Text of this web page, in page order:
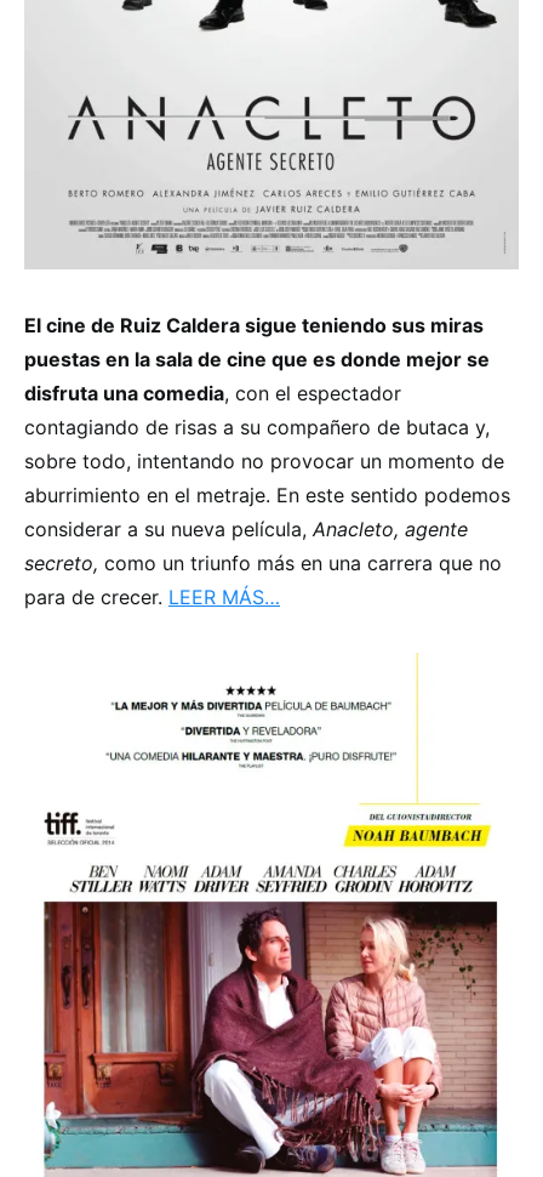
El cine de Ruiz Caldera sigue teniendo sus miras
puestas en la sala de cine que es donde mejor se
disfruta una comedia, con el espectador
contagiando de risas a su compañero de butaca y,
sobre todo, intentando no provocar un momento de
aburrimiento en el metraje. En este sentido podemos
considerar a su nueva película,Anacleto, agente
secreto, como un triunfo más en una carrera que no
para de crecer. LEER MÁS…